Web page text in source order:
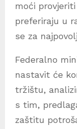
moći
preferiraju u
se za
Federalno
nastavit će
tržištu,
s tim,
zaštitu